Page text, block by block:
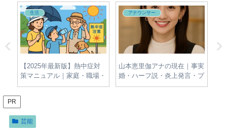
生活
【2025年最新版】熱中症対
策マニュアル｜家庭・職場・
屋外でできる簡単＆効果的な
予防法とは？
アナウンサー
山本恵里伽アナの現在｜事実
婚・ハーフ説・炎上発言・プ
ロフィールをわかりやすく整
PR
芸能